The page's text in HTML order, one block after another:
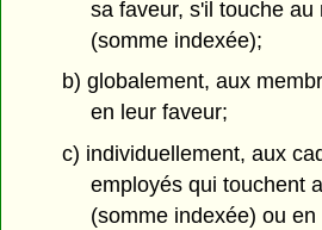
sa faveur, s'il touche au
(somme indexée);
b) globalement, aux
en leur faveur;
c) individuellement, aux
employés qui touchent
(somme indexée) ou en